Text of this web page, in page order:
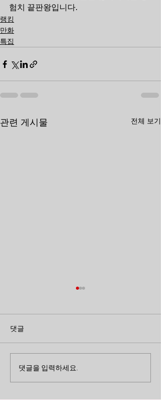
험치 끝판왕입니다.
랭킹
만화
특집
관련 게시물 전체 보기
했던 것들: <장송의 프리
아본 소중한 사람과 지나간 시
간의 의미. 곁에 있을 때 놓치
댓글
댓글을 입력하세요.